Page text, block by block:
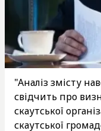
"Аналіз змісту
свідчить про
скаутської
скаутської